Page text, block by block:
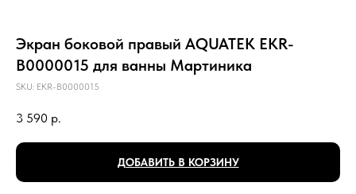
Экран боковой правый AQUATEK EKR-
B0000015 для ванны Мартиника
SKU: EKR-B0000015
3 590 р.
ДОБАВИТЬ В КОРЗИНУ